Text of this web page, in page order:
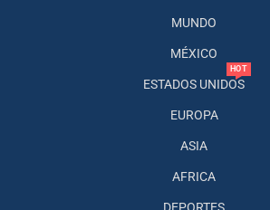
MUNDO
MÉXICO
ESTADOS UNIDOS
HOT
EUROPA
ASIA
AFRICA